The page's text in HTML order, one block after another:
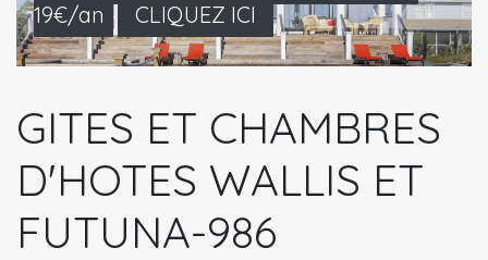
19€/an
CLIQUEZ ICI
GITES ET CHAMBRES
D'HOTES WALLIS ET
FUTUNA-986